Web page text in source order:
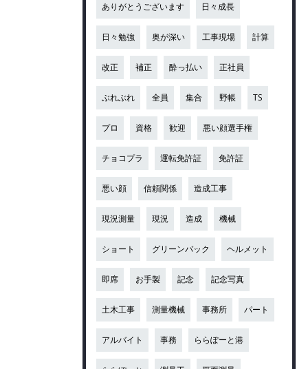
ありがとうございます 日々成長
日々勉強 奥が深い 工事現場 計算
改正 補正 酔っ払い 正社員
ぶれぶれ 全員 集合 野帳 TS
プロ 資格 歓迎 悪い顔選手権
チョコプラ 運転免許証 免許証
悪い顔 信頼関係 造成工事
現況測量 現況 造成 機械
ショート グリーンバック ヘルメット
即席 お手製 記念 記念写真
土木工事 測量機械 事務所 パート
アルバイト 事務 ららぽーと港